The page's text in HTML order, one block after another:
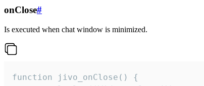
onClose#
Is executed when chat window is minimized.
function jivo_onClose() {